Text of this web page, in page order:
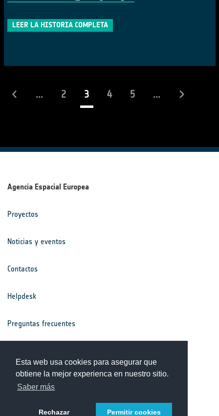
Esta web usa cookies para asegurar que
obtiene la mejor experienca en nuestro sitio.
Saber más
Rechazar Permitir cookies
LEER LA HISTORIA COMPLETA
... 2 3(actual)
4 5 ...
Agencia Espacial Europea
Proyectos
Noticias y eventos
Contactos
Helpdesk
Preguntas frecuentes
Aviso de privacidad